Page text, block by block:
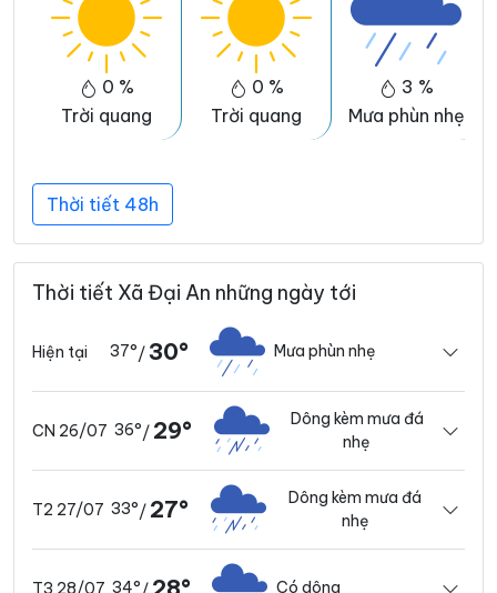
0 %
Trời quang
0 %
Trời quang
3 %
Mưa phùn nhẹ
Thời tiết 48h
Thời tiết Xã Đại An những ngày tới
Hiện tại 37°/30° Mưa phùn nhẹ
CN 26/07 36°/ 29°
Dông kèm mưa đá
nhẹ
T2 27/07 33°/ 27°
Dông kèm mưa đá
nhẹ
T3 28/07 34° Có dông